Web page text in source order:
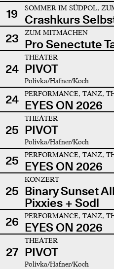
19 SOMMER IM SÜDPOL,
Crashkurs
23
ZUM MITMACHEN
Pro Senectute
24
THEATER
PIVOT
Polivka/Hafner/Koch
24 PERFORMANCE, TANZ,
EYES ON 2026
25
THEATER
PIVOT
Polivka/Hafner/Koch
25 PERFORMANCE, TANZ,
EYES ON 2026
25
KONZERT
Binary Sunset
Pixxies + Sodl
26
PERFORMANCE, TANZ,
EYES ON 2026
27
THEATER
PIVOT
Polivka/Hafner/Koch